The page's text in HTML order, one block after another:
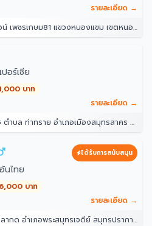
รายละเอียด →
ม81 แขวงหนองแขม เขตหนองแขม กรุงเทพมหานคร 10160
เปอร์เซีย
บาท
รายละเอียด →
าทราย อำเภอเมืองสมุทรสาคร สมุทรสาคร 74000
ได้รับการสนับสนุน
อ้นไทย
บาท
รายละเอียด →
อำเภอพระสมุทรเจดีย์ สมุทรปราการ 10290